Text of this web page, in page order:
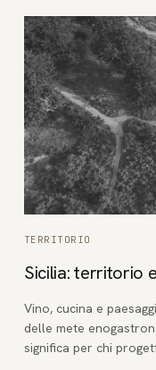
TERRITORIO
Sicilia: territorio
Vino, cucina e
delle mete
significa per chi